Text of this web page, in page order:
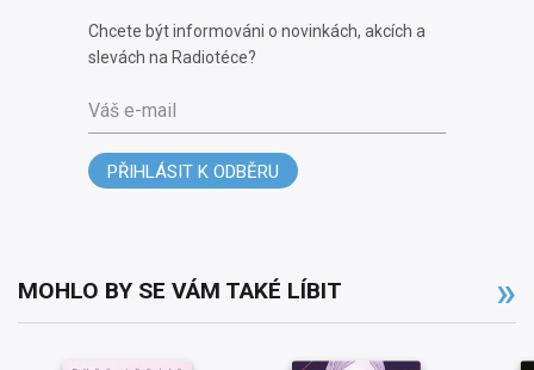
Chcete být informováni o novinkách, akcích a
slevách na Radiotéce?
Váš e-mail
PŘIHLÁSIT K ODBĚRU
MOHLO BY SE VÁM TAKÉ LÍBIT